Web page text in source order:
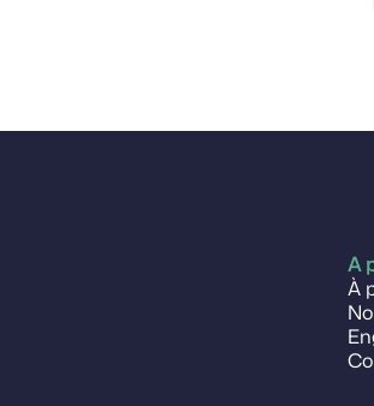
A
À